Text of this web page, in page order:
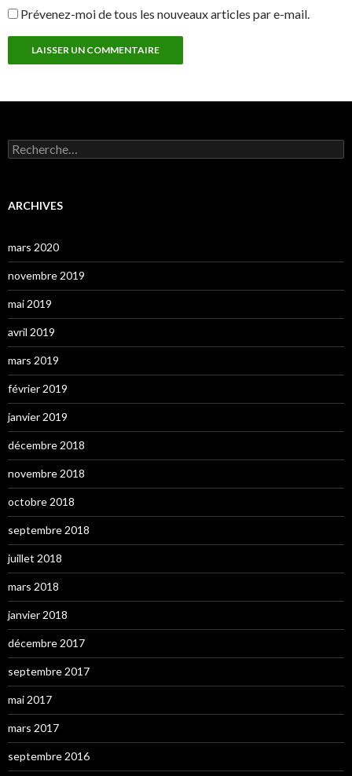
Prévenez-moi de tous les nouveaux articles par e-mail.
Rechercher :
ARCHIVES
mars 2020
novembre 2019
mai 2019
avril 2019
mars 2019
février 2019
janvier 2019
décembre 2018
novembre 2018
octobre 2018
septembre 2018
juillet 2018
mars 2018
janvier 2018
décembre 2017
septembre 2017
mai 2017
mars 2017
septembre 2016